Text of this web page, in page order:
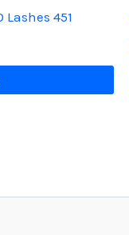
Lashes 451